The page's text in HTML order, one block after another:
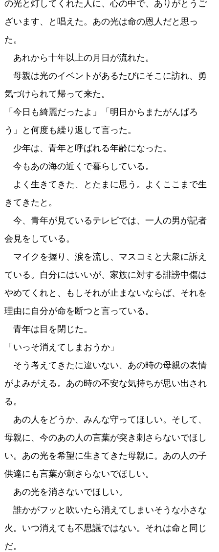
ざいます、と唱えた。あの光は命の恩人だと思っ
た。
あれから十年以上の月日が流れた。
母親は光のイベントがあるたびにそこに訪れ、勇
気づけられて帰って来た。
「今日も綺麗だったよ」「明日からまたがんばろ
う」と何度も繰り返して言った。
少年は、青年と呼ばれる年齢になった。
今もあの海の近くで暮らしている。
よく生きてきた、とたまに思う。よくここまで生
きてきたと。
今、青年が見ているテレビでは、一人の男が記者
会見をしている。
マイクを握り、涙を流し、マスコミと大衆に訴え
ている。自分にはいいが、家族に対する誹謗中傷は
やめてくれと、もしそれが止まないならば、それを
理由に自分が命を断つと言っている。
青年は目を閉じた。
「いっそ消えてしまおうか」
そう考えてきたに違いない、あの時の母親の表情
がよみがえる。あの時の不安な気持ちが思い出され
る。
あの人をどうか、みんな守ってほしい。そして、
母親に、今のあの人の言葉が突き刺さらないでほし
い。あの光を希望に生きてきた母親に。あの人の子
供達にも言葉が刺さらないでほしい。
あの光を消さないでほしい。
誰かがフッと吹いたら消えてしまいそうな小さな
火。いつ消えても不思議ではない。それは命と同じ
だ。